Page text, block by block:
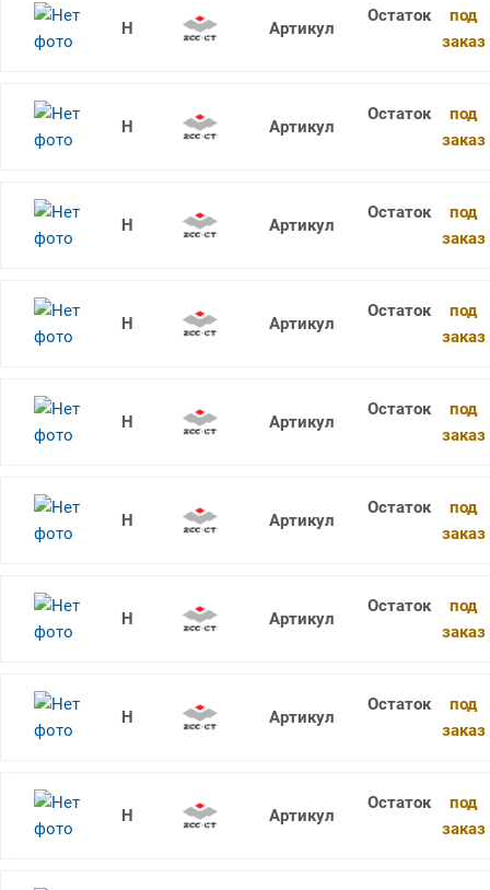
RDKW12T3MO-3 YBM253
под
заказ
RDKW1604MO-1 YB9320
под
заказ
RDKW1604MO-1 YBG202
под
заказ
RDKW1604MO-1 YBG205
под
заказ
RDKW1604MO-1 YBG302
под
заказ
RDKW1604MO-1 YBM351
под
заказ
RDKW1604MO-2 YBG102
под
заказ
RDKW1604MO-3 YBC301
под
заказ
RDKW1604MO-3 YBC302
под
заказ